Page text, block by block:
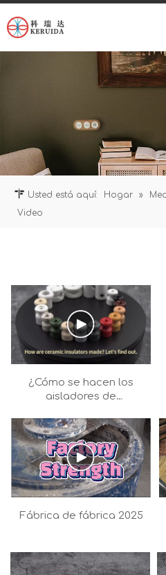
Usted está aquí: Hogar »
Video
¿Cómo se hacen los
aisladores de
Fábrica de fábrica 2025